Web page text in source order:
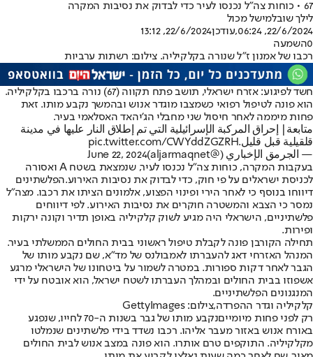
67 • כוחות צה"ל נכנסו לעיר כדי לבדוק את נסיבות המקרה
לילך שובלמישל מכול
22/6/2024, 06:24
,עודכן22/6/2024, 13:12
0השמעה
רכבו של אמנון ז"ל שנורה בקלקיליה. צילום: רשתות ערביות
חשד לפיגוע
: אזרח ישראלי, תושב פתח תקווה (67) נורה ברכבו בקלקיליה.
הוא פונה לטיפול רפואי כשמצבו מוגדר אנוש ובהמשך נקבע מותו. זאת
פחות מיממה לאחר חיסול שני מחבלי הג'יהאד האסלאמי בעיר.
متابعة| إحراق المركبة الإسرائيلية التي تم إطلاق النار عليها في مدينة
قلقيلية قبل قليل.pic.twitter.com/CWYddZGZRH
— الجرمق الإخباري (@aljarmaqnet)
June 22, 2024
בעקבות המקרה, כוחות צה"ל נכנסו לעיר, שנמצאת בשטח A ואסורה
לכניסת ישראלים על פי חוק, כדי לבדוק את נסיבות האירוע.הפלשתינים
דיווחו בנוסף כי לאחר הירי ופינוי הפצוע, אלמונים הציתו את רכבו. מצה"ל
נמסר כי הצבא והמשטרה חוקרים את נסיבות האירוע. לפי דיווחים
פלשתיניים, הישראלי היה מגיע לשוק קלקיליה באופן תדיר וקונה ירקות
ופירות.
תחילה הקורבן פונה לקבלת טיפול ראשוני בבית החולים הממשלתי בעיר.
המנהל האזרחי דאג להעברתו לאמבולנס של מד"א, שם נקבע מותו של
הגבר לאחר דקות ספורות. במטרה לשמור על ביטחונו של הישראלי מרגע
אשפוזו בבית החולים ובמהלך העברתו לשטח ישראל, הוא אובטח על ידי
המנגנונים הפלשתיניים.
קלקיליה וגדר ההפרדה,צילום: GettyImages
רק לפני פחות מיומייםנקבע מותו של גבר בשנות ה-70 לחייו
, שנפגע
באורח אנוש באזור מעבר אליהו. רכבו נשדד בידי פלשתינים שנמלטו
מקלקיליה. התוקפים טרם אותרו. הוא פונה במצב אנוש לבית החולים